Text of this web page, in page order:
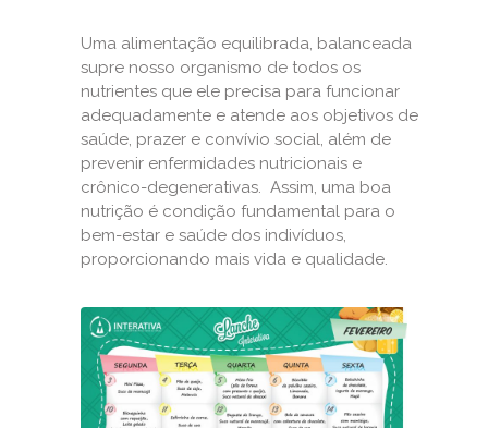
Uma alimentação equilibrada, balanceada
supre nosso organismo de todos os
nutrientes que ele precisa para funcionar
adequadamente e atende aos objetivos de
saúde, prazer e convívio social, além de
prevenir enfermidades nutricionais e
crônico-degenerativas. Assim, uma boa
nutrição é condição fundamental para o
bem-estar e saúde dos indivíduos,
proporcionando mais vida e qualidade.